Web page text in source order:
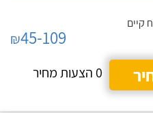
קיים
₪45-109
0 הצעות מחיר